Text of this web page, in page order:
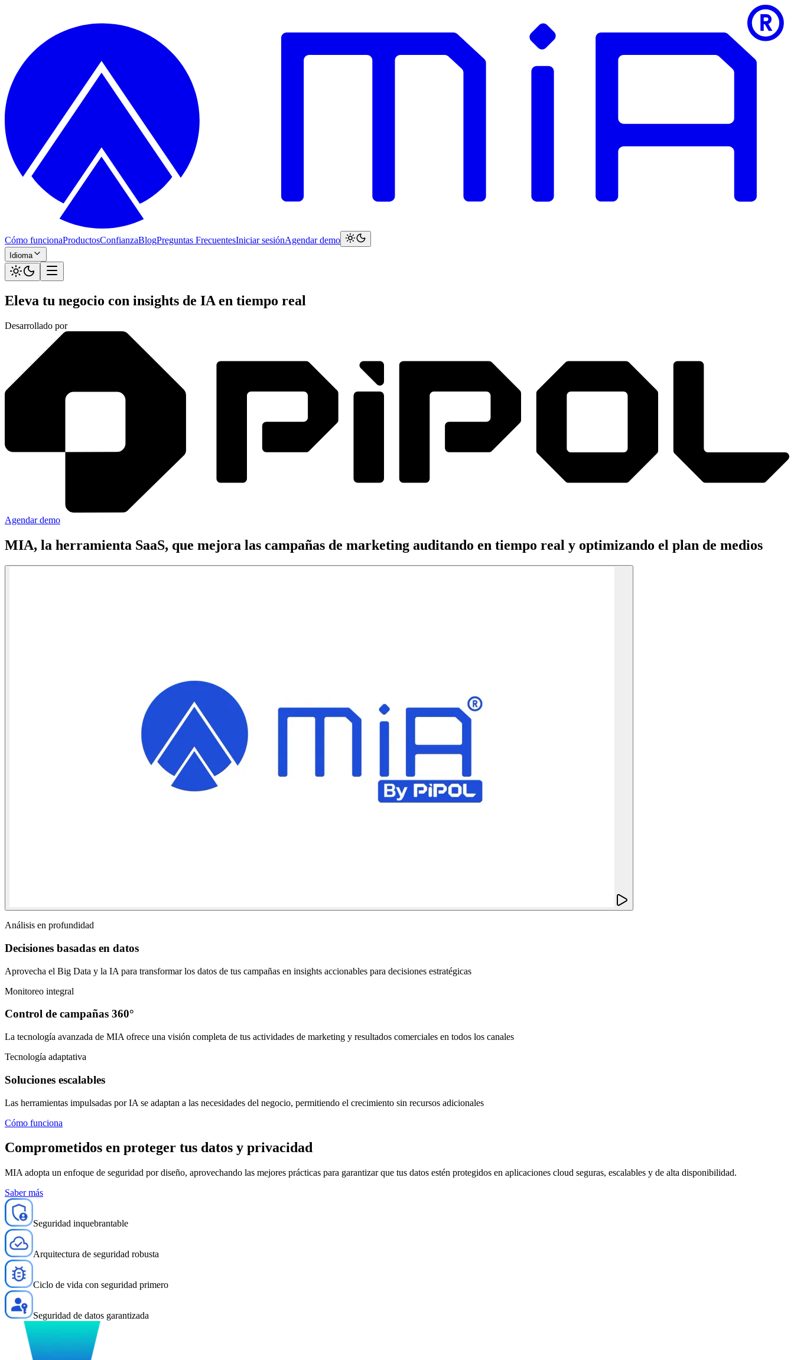
Cómo funcionaProductosConfianzaBlogPreguntas FrecuentesIniciar sesiónAgendar demo
Idioma
Eleva tu negocio con insights de IAen tiempo real
Desarrollado por
Agendar demo
MIA, la herramienta SaaS, que mejora las campañas de marketing auditando en tiempo real y optimizando el plan de medios
Análisis en profundidad
Decisiones basadas en datos
Aprovecha el Big Data y la IA para transformar los datos de tus campañas en insights accionables para decisiones estratégicas
Monitoreo integral
Control de campañas 360°
La tecnología avanzada de MIA ofrece una visión completa de tus actividades de marketing y resultados comerciales en todos los canales
Tecnología adaptativa
Soluciones escalables
Las herramientas impulsadas por IA se adaptan a las necesidades del negocio, permitiendo el crecimiento sin recursos adicionales
Cómo funciona
Comprometidos en proteger tus datos y privacidad
MIA adopta un enfoque de seguridad por diseño, aprovechando las mejores prácticas para garantizar que tus datos estén protegidos en aplicaciones cloud seguras, escalables y de alta disponibilidad.
Saber más
Seguridad inquebrantable
Arquitectura de seguridad robusta
Ciclo de vida con seguridad primero
Seguridad de datos garantizada